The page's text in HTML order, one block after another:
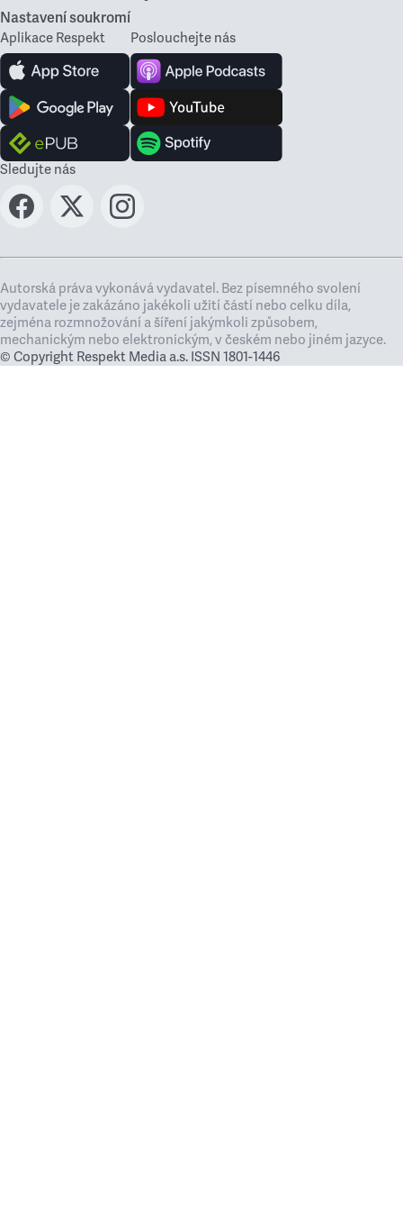
Nastavení soukromí
Aplikace Respekt Poslouchejte nás
Sledujte nás
Autorská práva vykonává vydavatel. Bez písemného svolení
vydavatele je zakázáno jakékoli užití částí nebo celku díla,
zejména rozmnožování a šíření jakýmkoli způsobem,
mechanickým nebo elektronickým, v českém nebo jiném jazyce.
© Copyright Respekt Media a.s. ISSN 1801-1446